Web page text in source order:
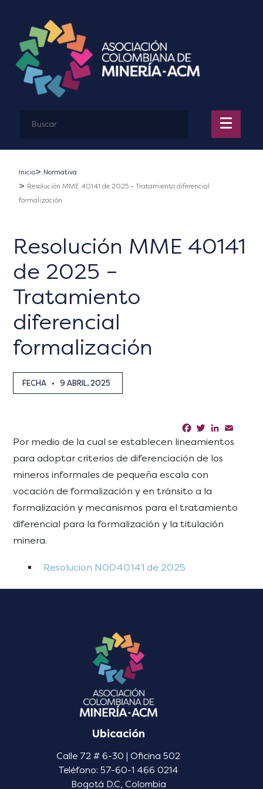
Inicio
Normativa
Resolución MME 40141 de 2025 – Tratamiento diferencial
formalización
Resolución MME 40141
de 2025 –
Tratamiento
diferencial
formalización
FECHA • 9 ABRIL, 2025
Facebook
TwitterLinkedIn
Por medio de la cual se establecen lineamientos
para adoptar criterios de diferenciación de los
mineros informales de pequeña escala con
vocación de formalización y en tránsito a la
formalización y mecanismos para el tratamiento
diferencial para la formalización y la titulación
minera.
Resolucion N0040141 de 2025
Ubicación
Calle 72 # 6-30 | Oficina 502
Teléfono: 57-60-1 466 0214
Bogotá D.C, Colombia